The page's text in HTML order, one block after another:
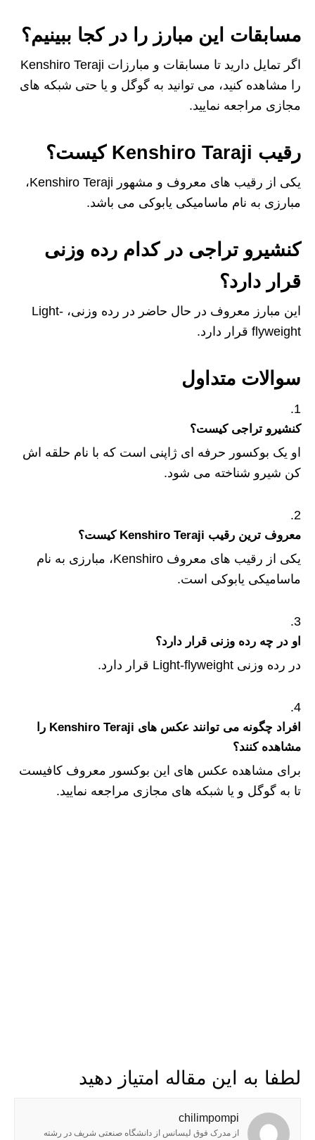
مسابقات این مبارز را در کجا ببینیم؟
اگر تمایل دارید تا مسابقات و مبارزات Kenshiro Teraji
را مشاهده کنید، می‌ توانید به گوگل و یا حتی شبکه‌ های
مجازی مراجعه نمایید.
رقیب Kenshiro Taraji کیست؟
یکی از رقیب های معروف و مشهور Kenshiro Teraji،
مبارزی به نام ماسامیکی یابوکی می باشد.
کنشیرو تراجی در کدام رده وزنی
قرار دارد؟
این مبارز معروف در حال حاضر در رده وزنی، Light-
flyweight قرار دارد.
سوالات متداول
کنشیرو تراجی کیست؟
او یک بوکسور حرفه‌ ای ژاپنی است که با نام حلقه‌ اش
کن شیرو شناخته می شود.
معروف ترین رقیب Kenshiro Teraji کیست؟
یکی از رقیب های معروف Kenshiro، مبارزی به نام
ماسامیکی یابوکی است.
او در چه رده وزنی قرار دارد؟
در رده وزنی Light-flyweight قرار دارد.
افراد چگونه می توانند عکس های Kenshiro Teraji را
مشاهده کنند؟
برای مشاهده عکس های این بوکسور معروف کافیست
تا به گوگل و یا شبکه های مجازی مراجعه نمایید.
لطفا به این مقاله امتیاز دهید
chilimpompi
از مدرک فوق لیسانس از دانشگاه صنعتی شریف در رشته